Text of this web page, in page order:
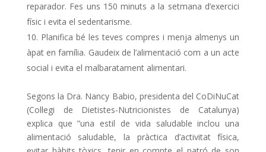
reparador. Fes uns 150 minuts a la setmana d’exercici
físic i evita el sedentarisme.
Planifica bé les teves compres i menja almenys un
àpat en família. Gaudeix de l’alimentació com a un acte
social i evita el malbaratament alimentari.
Segons la Dra. Nancy Babio, presidenta del CoDiNuCat
(Col·legi de Dietistes-Nutricionistes de Catalunya)
explica que ”una estil de vida saludable inclou una
alimentació saludable, la pràctica d’activitat física,